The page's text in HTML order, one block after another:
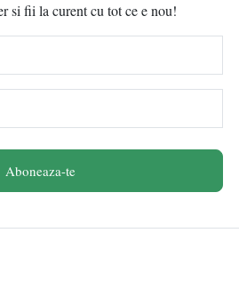
si fii la curent cu tot ce e nou!
Aboneaza-te